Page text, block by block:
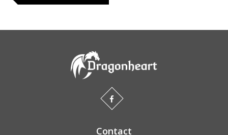
Contact